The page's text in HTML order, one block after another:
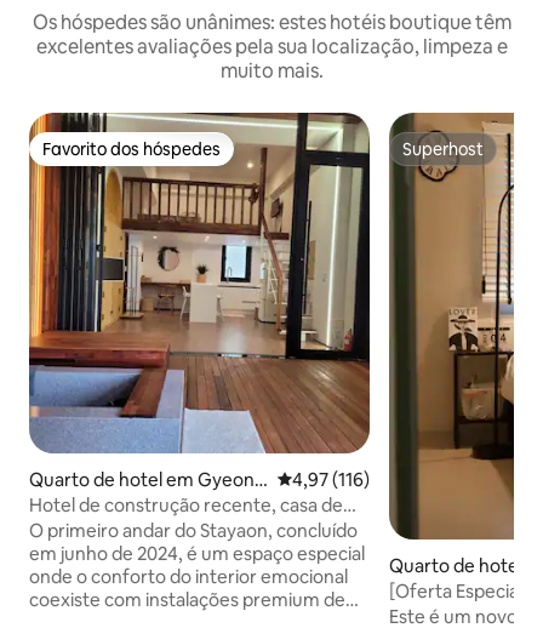
Os hóspedes são unânimes: estes hotéis boutique têm
excelentes avaliações pela sua localização, limpeza e
muito mais.
Favorito dos hóspedes
Favorito dos hóspedes
Quarto de hotel em Gyeong
ju-si
Classificação média de 4,97 em
4,97 (116)
Hotel de construção recente, casa de
dois andares privada. Banho de
pés.Churrasqueira na cobertura. Acesso
a Hwangnidan-gil. Café da manhã.
Localização privilegiada no centro da
O primeiro andar do Stayaon, concluído
em junho de 2024, é um espaço especial
onde o conforto do interior emocional
coexiste com instalações premium de
Superhost
Superhost
Quarto de hotel
[Oferta Especial
Moderno perto
Este é um novo